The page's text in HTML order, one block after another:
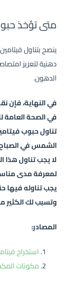
متى تؤخذ حبوب
دهنية لتعزيز
الدهون.
في الصحة العامة
الشمس في الصباح
لا يجب تناول هذا
لمعرفة مدى
يجب تناوله فيها
وتسبب لك الكثير
المصادر:
استخراج فيتامين د3
مكونات المكمل